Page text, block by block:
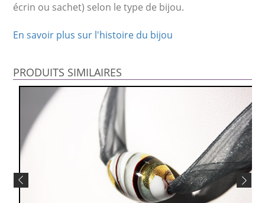
écrin ou sachet) selon le type de bijou.
En savoir plus sur l'histoire du bijou
PRODUITS SIMILAIRES